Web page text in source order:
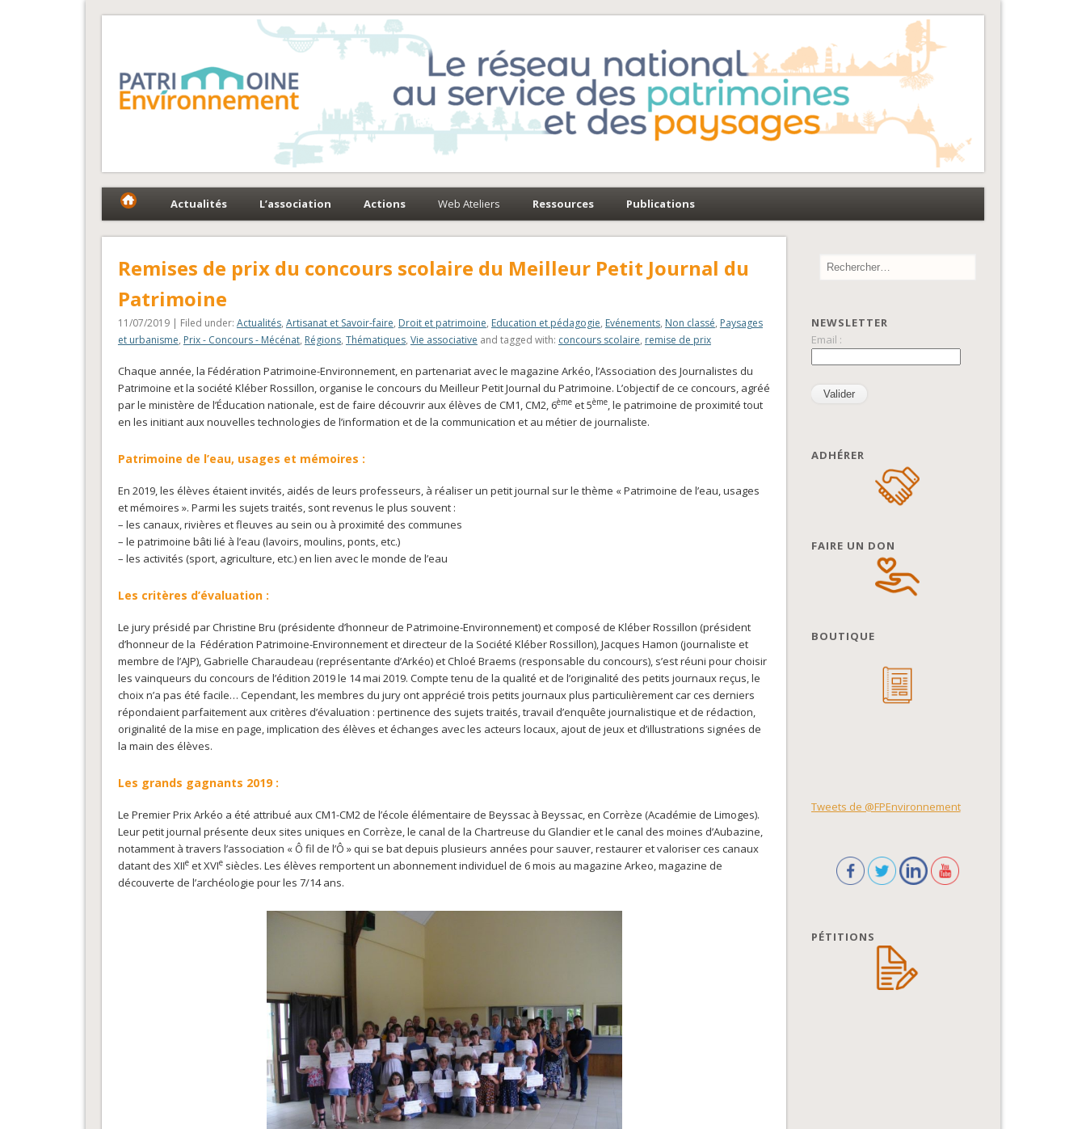
Fédération Patrimoine-Environnement
Actualités L’association Actions Web Ateliers Ressources Publications
Remises de prix du concours scolaire du Meilleur Petit Journal du
Patrimoine
11/07/2019 | Filed under: Actualités, Artisanat et Savoir-faire, Droit et patrimoine, Education et pédagogie, Evénements, Non classé, Paysages
et urbanisme, Prix - Concours - Mécénat, Régions, Thématiques, Vie associative and tagged with: concours scolaire, remise de prix
Chaque année, la Fédération Patrimoine-Environnement, en partenariat avec le magazine Arkéo, l’Association des Journalistes du
Patrimoine et la société Kléber Rossillon, organise le concours du Meilleur Petit Journal du Patrimoine. L’objectif de ce concours, agréé
par le ministère de l’Éducation nationale, est de faire découvrir aux élèves de CM1, CM2, 6èmeet 5ème, le patrimoine de proximité tout
en les initiant aux nouvelles technologies de l’information et de la communication et au métier de journaliste.
Patrimoine de l’eau, usages et mémoires :
En 2019, les élèves étaient invités, aidés de leurs professeurs, à réaliser un petit journal sur le thème « Patrimoine de l’eau, usages
et mémoires ». Parmi les sujets traités, sont revenus le plus souvent :
– les canaux, rivières et fleuves au sein ou à proximité des communes
– le patrimoine bâti lié à l’eau (lavoirs, moulins, ponts, etc.)
– les activités (sport, agriculture, etc.) en lien avec le monde de l’eau
Les critères d’évaluation :
Le jury présidé par Christine Bru (présidente d’honneur de Patrimoine-Environnement) et composé de Kléber Rossillon (président
d’honneur de la Fédération Patrimoine-Environnement et directeur de la Société Kléber Rossillon), Jacques Hamon (journaliste et
membre de l’AJP), Gabrielle Charaudeau (représentante d’Arkéo) et Chloé Braems (responsable du concours), s’est réuni pour choisir
les vainqueurs du concours de l’édition 2019 le 14 mai 2019. Compte tenu de la qualité et de l’originalité des petits journaux reçus, le
choix n’a pas été facile… Cependant, les membres du jury ont apprécié trois petits journaux plus particulièrement car ces derniers
répondaient parfaitement aux critères d’évaluation : pertinence des sujets traités, travail d’enquête journalistique et de rédaction,
originalité de la mise en page, implication des élèves et échanges avec les acteurs locaux, ajout de jeux et d’illustrations signées de
la main des élèves.
Les grands gagnants 2019 :
Le Premier Prix Arkéo a été attribué aux CM1-CM2 de l’école élémentaire de Beyssac à Beyssac, en Corrèze (Académie de Limoges).
Leur petit journal présente deux sites uniques en Corrèze, le canal de la Chartreuse du Glandier et le canal des moines d’Aubazine,
notamment à travers l’association « Ô fil de l’Ô » qui se bat depuis plusieurs années pour sauver, restaurer et valoriser ces canaux
datant des XIIeet XVIesiècles. Les élèves remportent un abonnement individuel de 6 mois au magazine Arkeo, magazine de
découverte de l’archéologie pour les 7/14 ans.
NEWSLETTER
Email :
ADHÉRER
FAIRE UN DON
BOUTIQUE
Tweets de @FPEnvironnement
PÉTITIONS